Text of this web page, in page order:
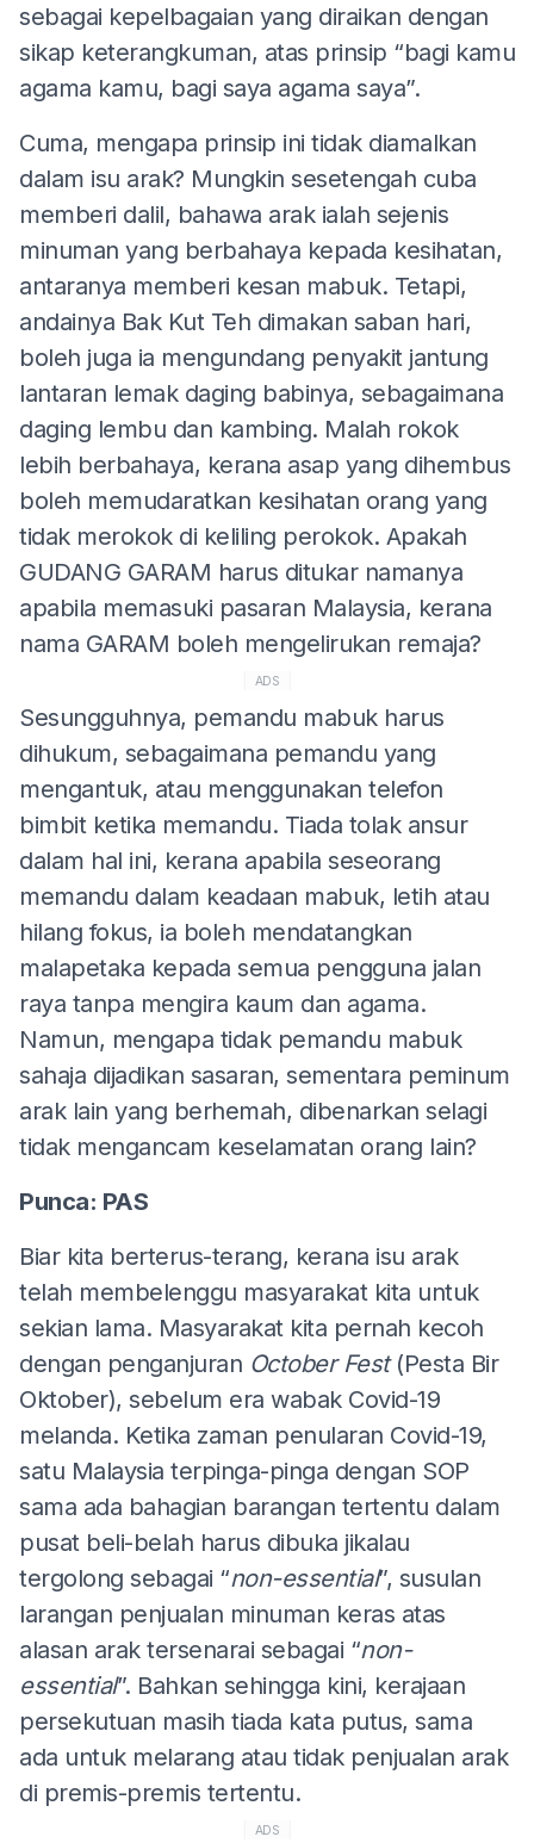
sebagai kepelbagaian yang diraikan dengan
sikap keterangkuman, atas prinsip “bagi kamu
agama kamu, bagi saya agama saya”.
Cuma, mengapa prinsip ini tidak diamalkan
dalam isu arak? Mungkin sesetengah cuba
memberi dalil, bahawa arak ialah sejenis
minuman yang berbahaya kepada kesihatan,
antaranya memberi kesan mabuk. Tetapi,
andainya Bak Kut Teh dimakan saban hari,
boleh juga ia mengundang penyakit jantung
lantaran lemak daging babinya, sebagaimana
daging lembu dan kambing. Malah rokok
lebih berbahaya, kerana asap yang dihembus
boleh memudaratkan kesihatan orang yang
tidak merokok di keliling perokok. Apakah
GUDANG GARAM harus ditukar namanya
apabila memasuki pasaran Malaysia, kerana
nama GARAM boleh mengelirukan remaja?
ADS
Sesungguhnya, pemandu mabuk harus
dihukum, sebagaimana pemandu yang
mengantuk, atau menggunakan telefon
bimbit ketika memandu. Tiada tolak ansur
dalam hal ini, kerana apabila seseorang
memandu dalam keadaan mabuk, letih atau
hilang fokus, ia boleh mendatangkan
malapetaka kepada semua pengguna jalan
raya tanpa mengira kaum dan agama.
Namun, mengapa tidak pemandu mabuk
sahaja dijadikan sasaran, sementara peminum
arak lain yang berhemah, dibenarkan selagi
tidak mengancam keselamatan orang lain?
Punca: PAS
Biar kita berterus-terang, kerana isu arak
telah membelenggu masyarakat kita untuk
sekian lama. Masyarakat kita pernah kecoh
dengan penganjuran October Fest(Pesta Bir
Oktober), sebelum era wabak Covid-19
melanda. Ketika zaman penularan Covid-19,
satu Malaysia terpinga-pinga dengan SOP
sama ada bahagian barangan tertentu dalam
pusat beli-belah harus dibuka jikalau
tergolong sebagai “non-essential”, susulan
larangan penjualan minuman keras atas
alasan arak tersenarai sebagai “non-
essential”. Bahkan sehingga kini, kerajaan
persekutuan masih tiada kata putus, sama
ada untuk melarang atau tidak penjualan arak
di premis-premis tertentu.
ADS